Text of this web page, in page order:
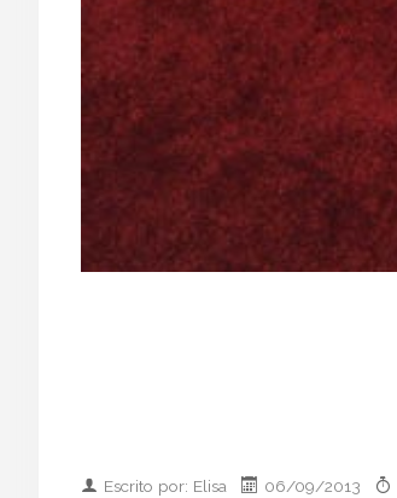
Escrito por: Elisa 06/09/2013